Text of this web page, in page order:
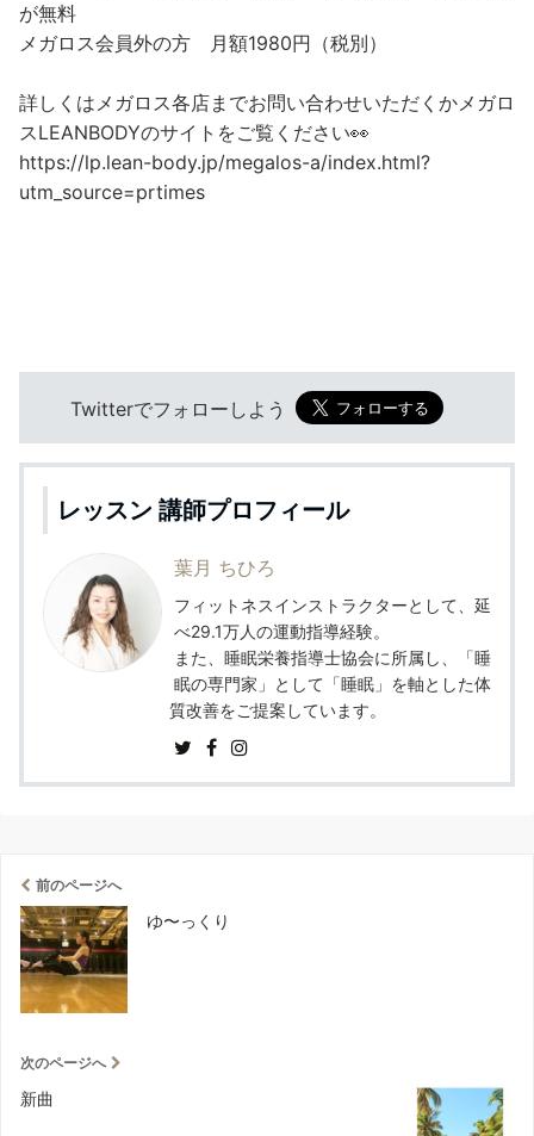
が無料
メガロス会員外の方 月額1980円（税別）
詳しくはメガロス各店までお問い合わせいただくかメガロ
スLEANBODYのサイトをご覧ください👀
https://lp.lean-body.jp/megalos-a/index.html?
utm_source=prtimes
Twitterでフォローしよう
レッスン 講師プロフィール
葉月 ちひろ
フィットネスインストラクターとして、延
べ29.1万人の運動指導経験。
また、睡眠栄養指導士協会に所属し、「睡
眠の専門家」として「睡眠」を軸とした体
質改善をご提案しています。
前のページへ
ゆ〜っくり
次のページへ
新曲